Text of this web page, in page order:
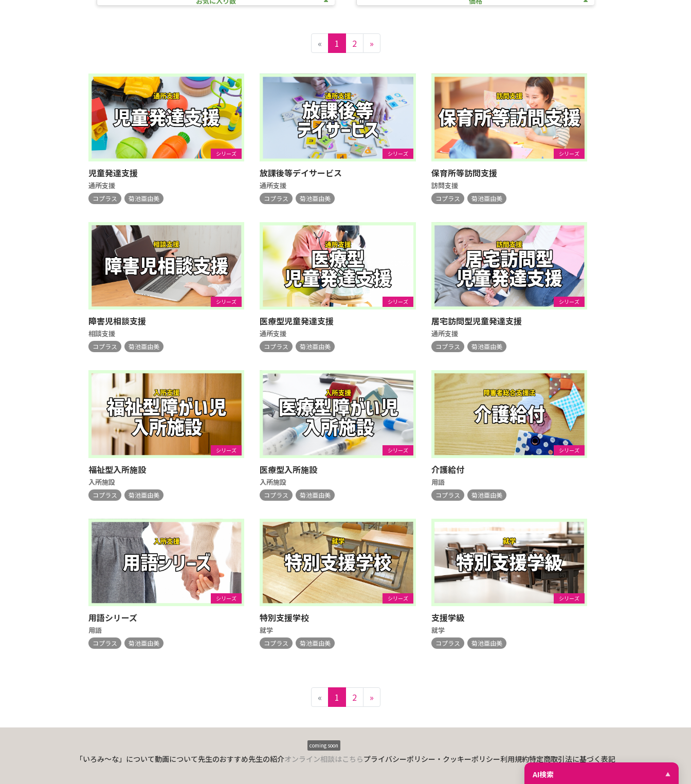
« 1 2 »
シリーズ
児童発達支援
通所支援
コプラス 菊池亜由美
シリーズ
放課後等デイサービス
通所支援
コプラス 菊池亜由美
シリーズ
保育所等訪問支援
訪問支援
コプラス 菊池亜由美
シリーズ
障害児相談支援
相談支援
コプラス 菊池亜由美
シリーズ
医療型児童発達支援
通所支援
コプラス 菊池亜由美
シリーズ
居宅訪問型児童発達支援
通所支援
コプラス 菊池亜由美
シリーズ
福祉型入所施設
入所施設
コプラス 菊池亜由美
シリーズ
医療型入所施設
入所施設
コプラス 菊池亜由美
シリーズ
介護給付
用語
コプラス 菊池亜由美
シリーズ
用語シリーズ
用語
コプラス 菊池亜由美
シリーズ
特別支援学校
就学
コプラス 菊池亜由美
シリーズ
支援学級
就学
コプラス 菊池亜由美
« 1 2 »
「いろみ〜な」について動画について先生のおすすめ先生の紹介オンライン相談はこちら
coming soon
プライバシーポリシー・クッキーポリシー利用規約特定商取引法に基づく表記
AI検索
▲